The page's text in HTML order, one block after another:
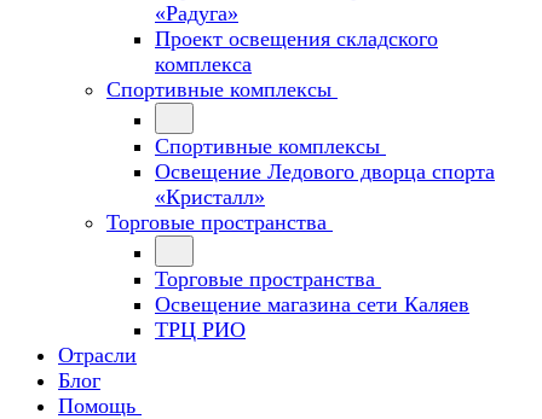
«Радуга»
Проект освещения складского
комплекса
Спортивные комплексы
Спортивные комплексы
Освещение Ледового дворца спорта
«Кристалл»
Торговые пространства
Торговые пространства
Освещение магазина сети Каляев
ТРЦ РИО
Отрасли
Блог
Помощь